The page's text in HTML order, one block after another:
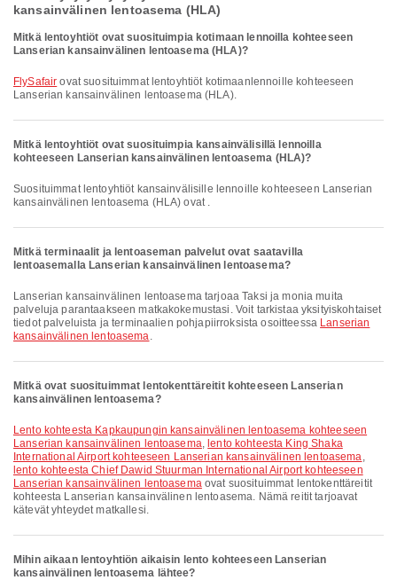
kansainvälinen lentoasema (HLA)
Mitkä lentoyhtiöt ovat suosituimpia kotimaan lennoilla kohteeseen
Lanserian kansainvälinen lentoasema (HLA)?
FlySafair ovat suosituimmat lentoyhtiöt kotimaanlennoille kohteeseen
Lanserian kansainvälinen lentoasema (HLA).
Mitkä lentoyhtiöt ovat suosituimpia kansainvälisillä lennoilla
kohteeseen Lanserian kansainvälinen lentoasema (HLA)?
Suosituimmat lentoyhtiöt kansainvälisille lennoille kohteeseen Lanserian
kansainvälinen lentoasema (HLA) ovat .
Mitkä terminaalit ja lentoaseman palvelut ovat saatavilla
lentoasemalla Lanserian kansainvälinen lentoasema?
Lanserian kansainvälinen lentoasema tarjoaa Taksi ja monia muita
palveluja parantaakseen matkakokemustasi. Voit tarkistaa yksityiskohtaiset
tiedot palveluista ja terminaalien pohjapiirroksista osoitteessa Lanserian
kansainvälinen lentoasema.
Mitkä ovat suosituimmat lentokenttäreitit kohteeseen Lanserian
kansainvälinen lentoasema?
lento kohteesta Kapkaupungin kansainvälinen lentoasema kohteeseen
Lanserian kansainvälinen lentoasema, lento kohteesta King Shaka
International Airport kohteeseen Lanserian kansainvälinen lentoasema,
lento kohteesta Chief Dawid Stuurman International Airport kohteeseen
Lanserian kansainvälinen lentoasemaovat suosituimmat lentokenttäreitit
kohteesta Lanserian kansainvälinen lentoasema. Nämä reitit tarjoavat
kätevät yhteydet matkallesi.
Mihin aikaan lentoyhtiön aikaisin lento kohteeseen Lanserian
kansainvälinen lentoasema lähtee?